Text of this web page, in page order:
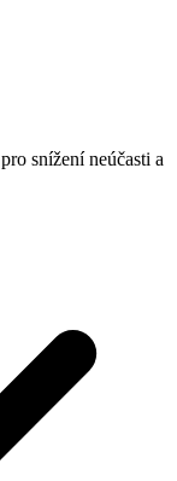
snížení neúčasti a